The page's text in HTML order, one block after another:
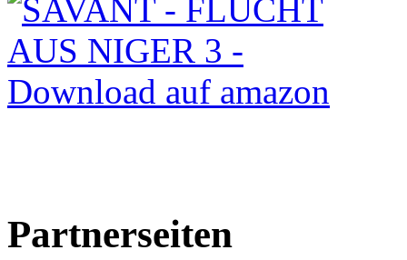
Partnerseiten